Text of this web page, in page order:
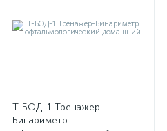
Т-БОД-1 Тренажер-
Бинариметр